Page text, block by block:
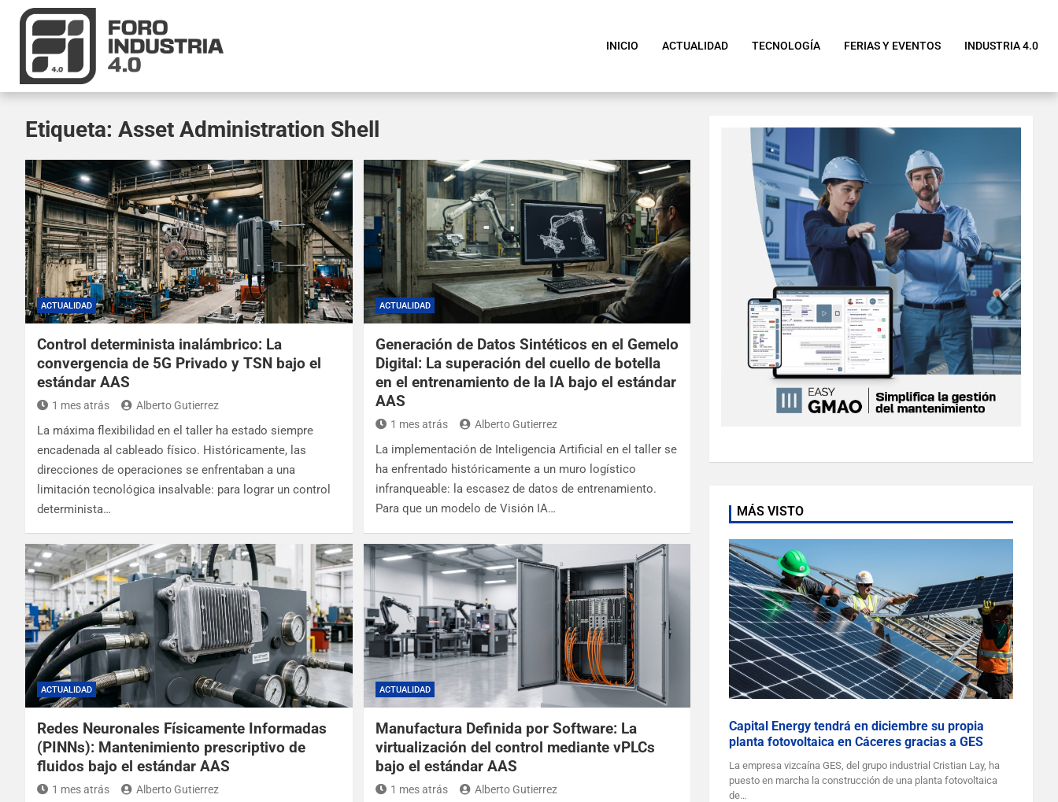
INICIO ACTUALIDAD TECNOLOGÍA FERIAS Y EVENTOS INDUSTRIA 4.0
Etiqueta: Asset Administration Shell
ACTUALIDAD
Control determinista inalámbrico: La
convergencia de 5G Privado y TSN bajo el
estándar AAS
1 mes atrás Alberto Gutierrez
La máxima flexibilidad en el taller ha estado siempre
encadenada al cableado físico. Históricamente, las
direcciones de operaciones se enfrentaban a una
limitación tecnológica insalvable: para lograr un control
determinista…
ACTUALIDAD
Generación de Datos Sintéticos en el Gemelo
Digital: La superación del cuello de botella
en el entrenamiento de la IA bajo el estándar
AAS
1 mes atrás Alberto Gutierrez
La implementación de Inteligencia Artificial en el taller se
ha enfrentado históricamente a un muro logístico
infranqueable: la escasez de datos de entrenamiento.
Para que un modelo de Visión IA…
ACTUALIDAD
Redes Neuronales Físicamente Informadas
(PINNs): Mantenimiento prescriptivo de
fluidos bajo el estándar AAS
1 mes atrás Alberto Gutierrez
ACTUALIDAD
Manufactura Definida por Software: La
virtualización del control mediante vPLCs
bajo el estándar AAS
1 mes atrás Alberto Gutierrez
MÁS VISTO
Capital Energy tendrá en diciembre su propia
planta fotovoltaica en Cáceres gracias a GES
La empresa vizcaína GES, del grupo industrial Cristian Lay, ha
puesto en marcha la construcción de una planta fotovoltaica
de…